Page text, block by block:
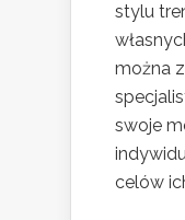
stylu
można
swoje
celów